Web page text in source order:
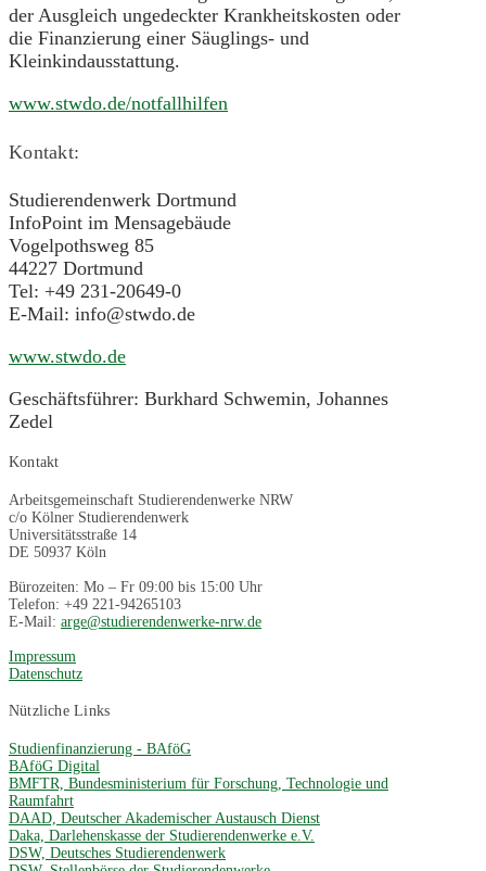
der Ausgleich ungedeckter Krankheitskosten oder
die Finanzierung einer Säuglings- und
Kleinkindausstattung.
www.stwdo.de/notfallhilfen
Kontakt:
Studierendenwerk Dortmund
InfoPoint im Mensagebäude
Vogelpothsweg 85
44227 Dortmund
Tel: +49 231-20649-0
E-Mail: info@stwdo.de
www.stwdo.de
Geschäftsführer: Burkhard Schwemin, Johannes
Zedel
Kontakt
Arbeitsgemeinschaft Studierendenwerke NRW
c/o Kölner Studierendenwerk
Universitätsstraße 14
DE 50937 Köln
Bürozeiten: Mo – Fr 09:00 bis 15:00 Uhr
Telefon: +49 221-94265103
E-Mail: arge@studierendenwerke-nrw.de
Impressum
Datenschutz
Nützliche Links
Studienfinanzierung - BAföG
BAföG Digital
BMFTR, Bundesministerium für Forschung, Technologie und
Raumfahrt
DAAD, Deutscher Akademischer Austausch Dienst
Daka, Darlehenskasse der Studierendenwerke e.V.
DSW, Deutsches Studierendenwerk